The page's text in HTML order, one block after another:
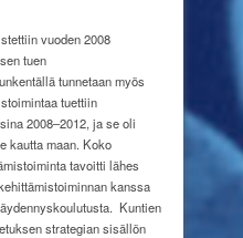
vuoden 2008
tuen
tunnetaan myös
tuettiin
2008–2012, ja se oli
kautta maan. Koko
tavoitti lähes
kanssa
Kuntien
strategian sisällön